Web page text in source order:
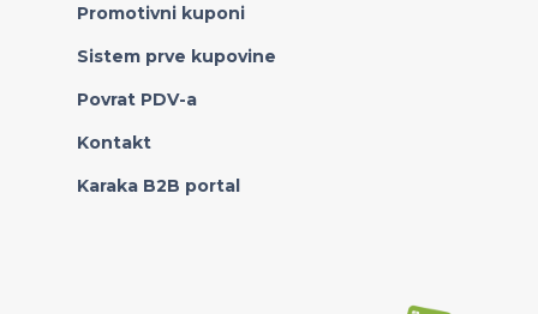
Promotivni kuponi
Sistem prve kupovine
Povrat PDV-a
Kontakt
Karaka B2B portal